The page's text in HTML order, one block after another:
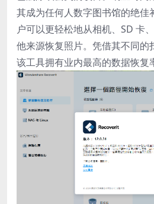
其成为任何人数字图书馆的绝
户可以更轻松地从相机、SD 卡
他来源恢复照片。凭借其不同的
该工具拥有业内最高的数据恢复